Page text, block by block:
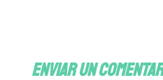
Enviar un